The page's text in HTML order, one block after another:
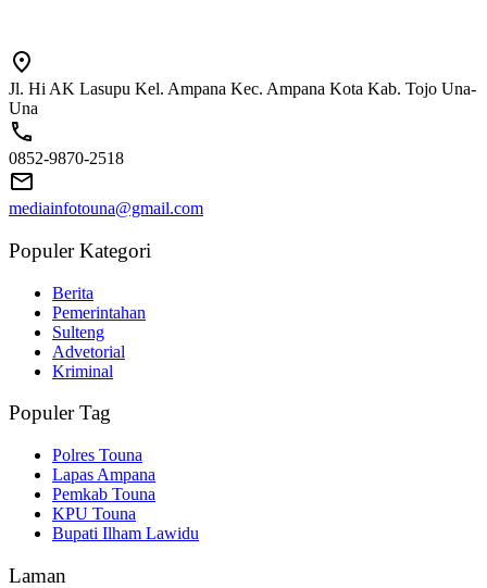
Jl. Hi AK Lasupu Kel. Ampana Kec. Ampana Kota Kab. Tojo Una-
Una
0852-9870-2518
mediainfotouna@gmail.com
Populer Kategori
Berita
Pemerintahan
Sulteng
Advetorial
Kriminal
Populer Tag
Polres Touna
Lapas Ampana
Pemkab Touna
KPU Touna
Bupati Ilham Lawidu
Laman